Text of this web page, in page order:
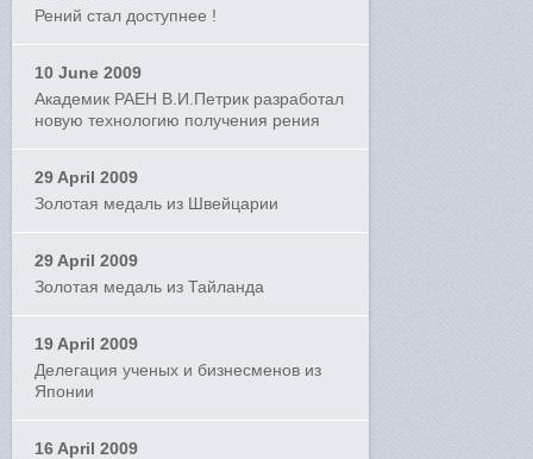
Рений стал доступнее !
10 June 2009
Академик РАЕН В.И.Петрик разработал
новую технологию получения рения
29 April 2009
Золотая медаль из Швейцарии
29 April 2009
Золотая медаль из Тайланда
19 April 2009
Делегация ученых и бизнесменов из
Японии
16 April 2009